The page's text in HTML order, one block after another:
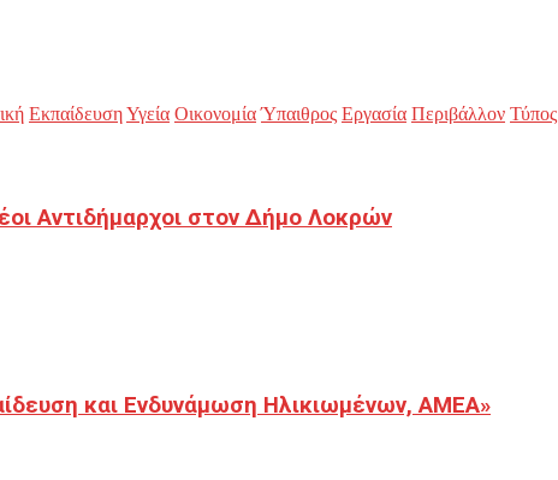
ΕκπαίδευσηΥγεία Οικονομία Ύπαιθρος Εργασία Περιβάλλον Τύπος
Αντιδήμαρχοι στον Δήμο Λοκρών
και Ενδυνάμωση Ηλικιωμένων, ΑΜΕΑ»